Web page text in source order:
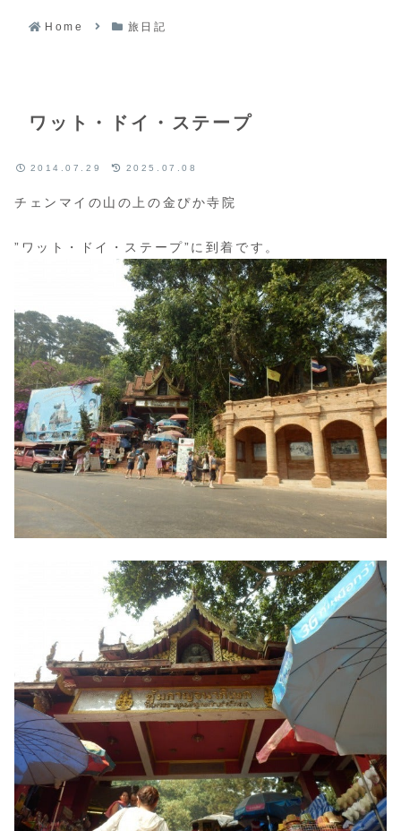
Home 旅日記
ワット・ドイ・ステープ
2014.07.29 2025.07.08
チェンマイの山の上の金ぴか寺院
”ワット・ドイ・ステープ”に到着です。